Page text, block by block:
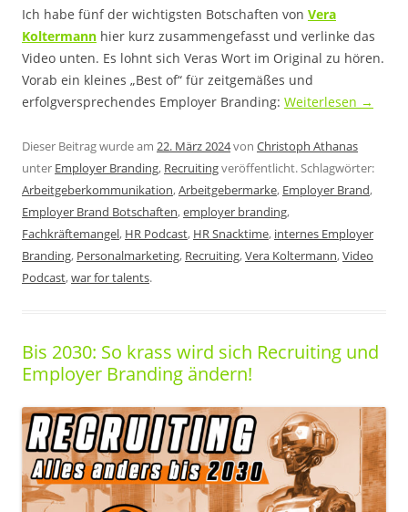
Ich habe fünf der wichtigsten Botschaften von Vera
Koltermann hier kurz zusammengefasst und verlinke das
Video unten. Es lohnt sich Veras Wort im Original zu hören.
Vorab ein kleines „Best of“ für zeitgemäßes und
erfolgversprechendes Employer Branding: Weiterlesen →
Dieser Beitrag wurde am 22. März 2024von Christoph Athanas
unter Employer Branding, Recruitingveröffentlicht. Schlagwörter:
Arbeitgeberkommunikation,Arbeitgebermarke, Employer Brand,
Employer Brand Botschaften,employer branding,
Fachkräftemangel, HR Podcast, HR Snacktime, internes Employer
Branding, Personalmarketing, Recruiting,Vera Koltermann,Video
Podcast,war for talents.
Bis 2030: So krass wird sich Recruiting und
Employer Branding ändern!